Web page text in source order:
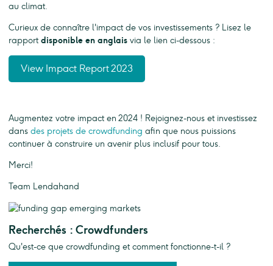
au climat.
Curieux de connaître l'impact de vos investissements ? Lisez le
rapportdisponible en anglais via le lien ci-dessous :
View Impact Report 2023
Augmentez votre impact en 2024 ! Rejoignez-nous et investissez
dans des projets de crowdfunding afin que nous puissions
continuer à construire un avenir plus inclusif pour tous.
Merci!
Team Lendahand
Recherchés : Crowdfunders
Qu'est-ce que crowdfunding et comment fonctionne-t-il ?